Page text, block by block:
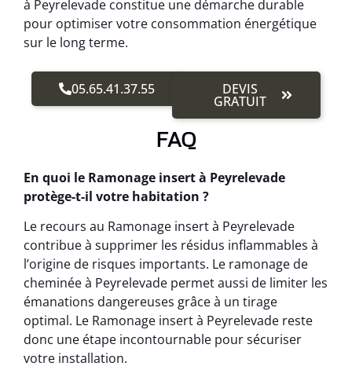
à Peyrelevade constitue une démarche durable
pour optimiser votre consommation énergétique
sur le long terme.
05.65.41.37.55 DEVIS
GRATUIT
FAQ
En quoi le Ramonage insert à Peyrelevade
protège-t-il votre habitation ?
Le recours au Ramonage insert à Peyrelevade
contribue à supprimer les résidus inflammables à
l’origine de risques importants. Le ramonage de
cheminée à Peyrelevade permet aussi de limiter les
émanations dangereuses grâce à un tirage
optimal. Le Ramonage insert à Peyrelevade reste
donc une étape incontournable pour sécuriser
votre installation.